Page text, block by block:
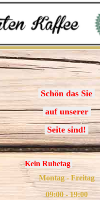
Schön das Sie
auf unserer
Seite sind!
Kein Ruhetag
Montag - Freitag
09:00 - 19:00